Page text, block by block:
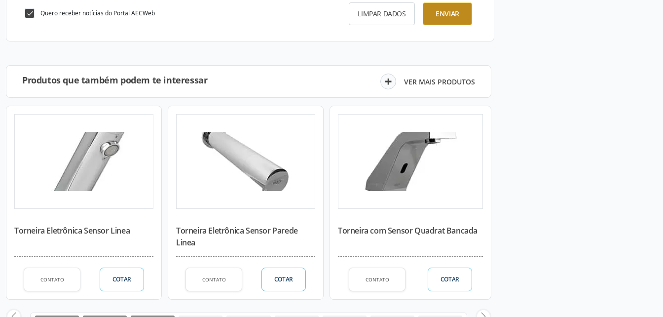
Quero receber notícias do Portal AECWeb LIMPAR DADOS ENVIAR
Produtos que também podem te interessar VER MAIS PRODUTOS
Torneira Eletrônica Sensor Linea
CONTATO COTAR
Torneira Eletrônica Sensor Parede
Linea
CONTATO COTAR
Torneira com Sensor Quadrat Bancada
CONTATO COTAR